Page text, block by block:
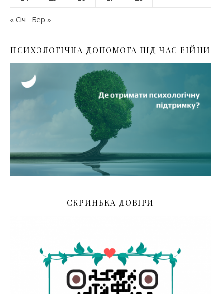
« Січ Бер »
ПСИХОЛОГІЧНА ДОПОМОГА ПІД ЧАС ВІЙНИ
СКРИНЬКА ДОВІРИ